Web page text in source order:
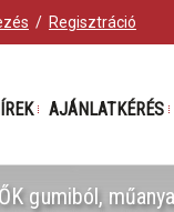
/ Regisztráció
AJÁNLATKÉRÉS
gumiból,